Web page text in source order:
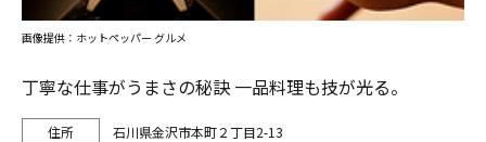
丁寧な仕事がうまさの秘訣 一品料理も技が光る。
石川県金沢市本町２丁目2-13
画像提供：ホットペッパー グルメ